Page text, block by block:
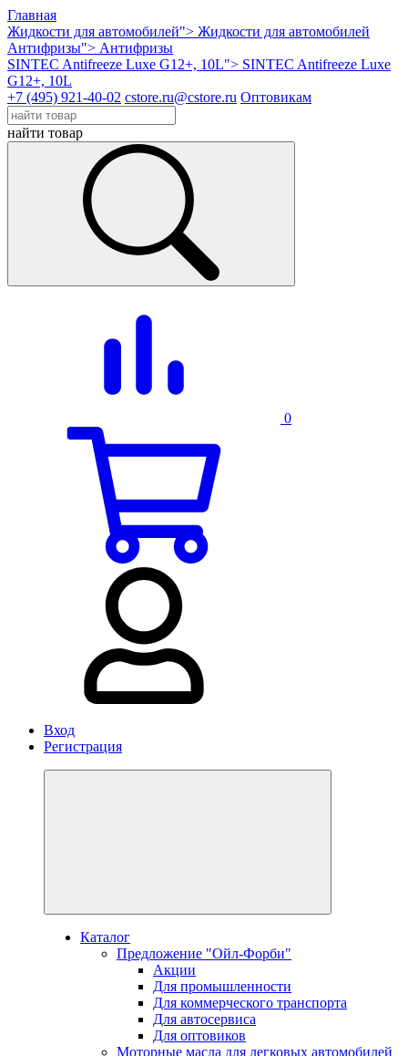
Главная
Жидкости для автомобилей"> Жидкости для автомобилей
Антифризы"> Антифризы
SINTEC Antifreeze Luxe G12+, 10L"> SINTEC Antifreeze Luxe
G12+, 10L
+7 (495) 921-40-02 cstore.ru@cstore.ru Оптовикам
найти товар
0
Вход
Регистрация
Каталог
Предложение "Ойл-Форби"
Акции
Для промышленности
Для коммерческого транспорта
Для автосервиса
Для оптовиков
Моторные масла для легковых автомобилей